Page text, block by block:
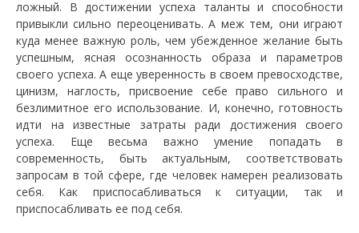
ложный. В достижении успеха таланты и способности
привыкли сильно переоценивать. А меж тем, они играют
куда менее важную роль, чем убежденное желание быть
успешным, ясная осознанность образа и параметров
своего успеха. А еще уверенность в своем превосходстве,
цинизм, наглость, присвоение себе право сильного и
безлимитное его использование. И, конечно, готовность
идти на известные затраты ради достижения своего
успеха. Еще весьма важно умение попадать в
современность, быть актуальным, соответствовать
запросам в той сфере, где человек намерен реализовать
себя. Как приспосабливаться к ситуации, так и
приспосабливать ее под себя.